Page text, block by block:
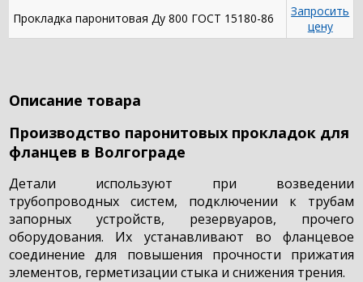
Прокладка паронитовая Ду 800 ГОСТ 15180-86
Запросить
цену
Описание товара
Производство паронитовых прокладок для
фланцев в Волгограде
Детали используют при возведении
трубопроводных систем, подключении к трубам
запорных устройств, резервуаров, прочего
оборудования. Их устанавливают во фланцевое
соединение для повышения прочности прижатия
элементов, герметизации стыка и снижения трения.